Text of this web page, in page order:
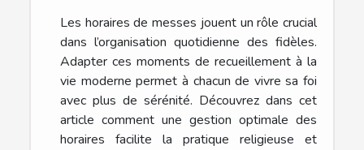
Les horaires de messes jouent un rôle crucial
dans l’organisation quotidienne des fidèles.
Adapter ces moments de recueillement à la
vie moderne permet à chacun de vivre sa foi
avec plus de sérénité. Découvrez dans cet
article comment une gestion optimale des
horaires facilite la pratique religieuse et